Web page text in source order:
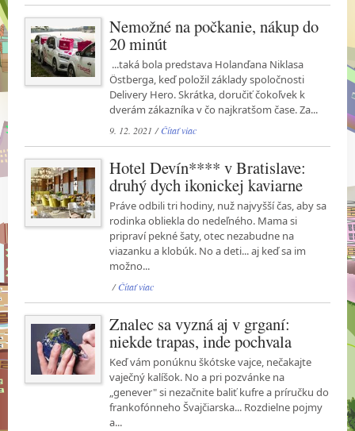
Nemožné na počkanie, nákup do
20 minút
...taká bola predstava Holanďana Niklasa
Östberga, keď položil základy spoločnosti
Delivery Hero. Skrátka, doručiť čokoľvek k
dverám zákazníka v čo najkratšom čase. Za...
9. 12. 2021 /Čítať viac
Hotel Devín**** v Bratislave:
druhý dych ikonickej kaviarne
Práve odbili tri hodiny, nuž najvyšší čas, aby sa
rodinka obliekla do nedeľného. Mama si
pripraví pekné šaty, otec nezabudne na
viazanku a klobúk. No a deti... aj keď sa im
možno...
/Čítať viac
Znalec sa vyzná aj v grganí:
niekde trapas, inde pochvala
Keď vám ponúknu škótske vajce, nečakajte
vaječný kalíšok. No a pri pozvánke na
„genever" si nezačnite baliť kufre a príručku do
frankofónneho Švajčiarska... Rozdielne pojmy
a...